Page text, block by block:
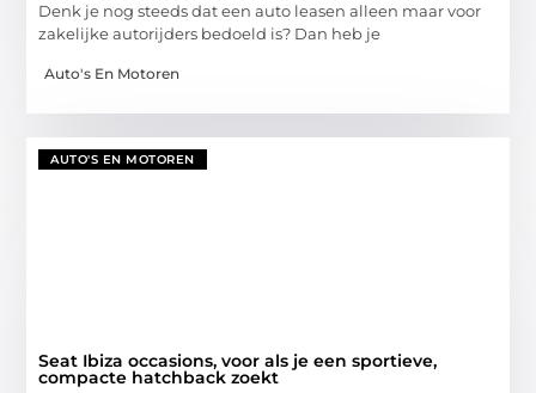
Denk je nog steeds dat een auto leasen alleen maar voor
zakelijke autorijders bedoeld is? Dan heb je
Auto's En Motoren
AUTO'S EN MOTOREN
Seat Ibiza occasions, voor als je een sportieve,
compacte hatchback zoekt